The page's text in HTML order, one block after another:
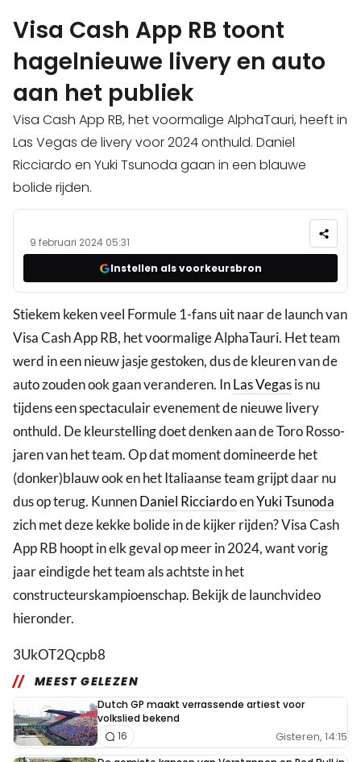
Visa Cash App RB toont
hagelnieuwe livery en auto
aan het publiek
Visa Cash App RB, het voormalige AlphaTauri, heeft in
Las Vegas de livery voor 2024 onthuld. Daniel
Ricciardo en Yuki Tsunoda gaan in een blauwe
bolide rijden.
9 februari 2024 05:31
Instellen als voorkeursbron
Stiekem keken veel Formule 1-fans uit naar de launch van
Visa Cash App RB, het voormalige AlphaTauri. Het team
werd in een nieuw jasje gestoken, dus de kleuren van de
auto zouden ook gaan veranderen. InLas Vegasis nu
tijdens een spectaculair evenement de nieuwe livery
onthuld. De kleurstelling doet denken aan de Toro Rosso-
jaren van het team. Op dat moment domineerde het
(donker)blauw ook en het Italiaanse team grijpt daar nu
dus op terug. KunnenDaniel RicciardoenYuki Tsunoda
zich met deze kekke bolide in de kijker rijden? Visa Cash
App RB hoopt in elk geval op meer in 2024, want vorig
jaar eindigde het team als achtste in het
constructeurskampioenschap. Bekijk de launchvideo
hieronder.
3UkOT2Qcpb8
MEEST GELEZEN
Dutch GP maakt verrassende artiest voor
volkslied bekend
Gisteren, 14:15
16